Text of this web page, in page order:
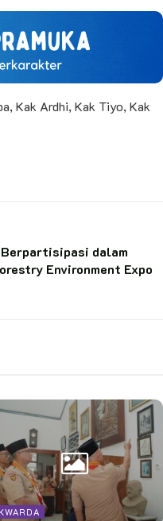
Kak Ardhi, Kak Tiyo, Kak
dalam
Environment Expo
KWARDA